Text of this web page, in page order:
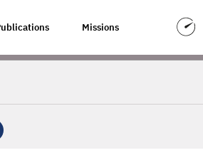
Missions